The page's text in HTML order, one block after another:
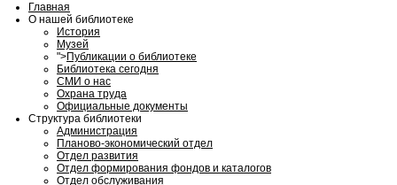
Главная
О нашей библиотеке
История
Музей
">Публикации о библиотеке
Библиотека сегодня
СМИ о нас
Охрана труда
Официальные документы
Структура библиотеки
Администрация
Планово-экономический отдел
Отдел развития
Отдел формирования фондов и каталогов
Отдел обслуживания